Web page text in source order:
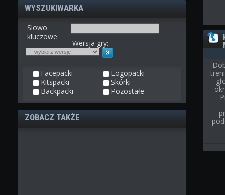
WYSZUKIWARKA
Slowo
kluczowe:
Wersja gry:
Facepacki
Logopacki
Kitspacki
Skórki
Backpacki
Pozostałe
ZOBACZ TAKŻE